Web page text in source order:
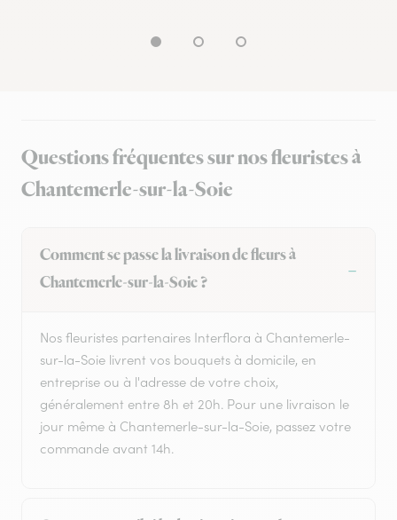
Questions fréquentes sur nos fleuristes à
Chantemerle-sur-la-Soie
Comment se passe la livraison de fleurs à
Chantemerle-sur-la-Soie ?
Nos fleuristes partenaires Interflora à Chantemerle-
sur-la-Soie livrent vos bouquets à domicile, en
entreprise ou à l'adresse de votre choix,
généralement entre 8h et 20h. Pour une livraison le
jour même à Chantemerle-sur-la-Soie, passez votre
commande avant 14h.